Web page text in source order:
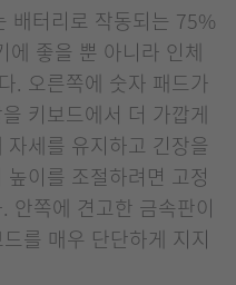
배터리로 작동되는 75%
에 좋을 뿐 아니라 인체
. 오른쪽에 숫자 패드가
키보드에서 더 가깝게
세를 유지하고 긴장을
이를 조절하려면 고정
안쪽에 견고한 금속판이
를 매우 단단하게 지지